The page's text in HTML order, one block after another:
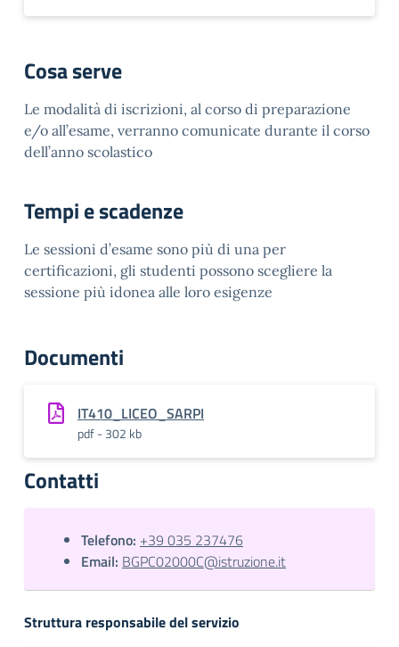
Cosa serve
Le modalità di iscrizioni, al corso di preparazione
e/o all’esame, verranno comunicate durante il corso
dell’anno scolastico
Tempi e scadenze
Le sessioni d’esame sono più di una per
certificazioni, gli studenti possono scegliere la
sessione più idonea alle loro esigenze
Documenti
IT410_LICEO_SARPI
pdf - 302 kb
Contatti
Telefono: +39 035 237476
Email: BGPC02000C@istruzione.it
Struttura responsabile del servizio